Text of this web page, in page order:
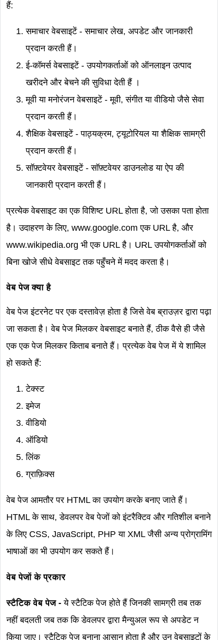
हैं:
समाचार वेबसाइटें - समाचार लेख, अपडेट और जानकारी
प्रदान करती हैं।
ई-कॉमर्स वेबसाइटें - उपयोगकर्ताओं को ऑनलाइन उत्पाद
खरीदने और बेचने की सुविधा देती हैं ।
मूवी या मनोरंजन वेबसाइटें - मूवी, संगीत या वीडियो जैसे सेवा
प्रदान करती हैं।
शैक्षिक वेबसाइटें - पाठ्यक्रम, ट्यूटोरियल या शैक्षिक सामग्री
प्रदान करती हैं।
सॉफ़्टवेयर वेबसाइटें - सॉफ़्टवेयर डाउनलोड या ऐप की
जानकारी प्रदान करती हैं।
प्रत्येक वेबसाइट का एक विशिष्ट URL होता है, जो उसका पता होता
है। उदाहरण के लिए, www.google.com एक URL है, और
www.wikipedia.org भी एक URL है। URL उपयोगकर्ताओं को
बिना खोजे सीधे वेबसाइट तक पहुँचने में मदद करता है।
वेब पेज क्या है
वेब पेज इंटरनेट पर एक दस्तावेज़ होता है जिसे वेब ब्राउज़र द्वारा पढ़ा
जा सकता है। वेब पेज मिलकर वेबसाइट बनाते हैं, ठीक वैसे ही जैसे
एक एक पेज मिलकर किताब बनाते हैं। प्रत्येक वेब पेज में ये शामिल
हो सकते हैं:
टेक्स्ट
इमेज
वीडियो
ऑडियो
लिंक
ग्राफ़िक्स
वेब पेज आमतौर पर HTML का उपयोग करके बनाए जाते हैं।
HTML के साथ, डेवलपर वेब पेजों को इंटरैक्टिव और गतिशील बनाने
के लिए CSS, JavaScript, PHP या XML जैसी अन्य प्रोग्रामिंग
भाषाओं का भी उपयोग कर सकते हैं।
वेब पेजों के प्रकार
स्टैटिक वेब पेज - ये स्टैटिक पेज होते हैं जिनकी सामग्री तब तक
नहीं बदलती जब तक कि डेवलपर द्वारा मैन्युअल रूप से अपडेट न
किया जाए। स्टैटिक पेज बनाना आसान होता है और उन वेबसाइटों के